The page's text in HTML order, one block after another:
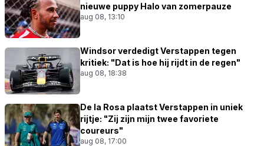
nieuwe puppy Halo van zomerpauze
aug 08, 13:10
Windsor verdedigt Verstappen tegen
kritiek: "Dat is hoe hij rijdt in de regen"
aug 08, 18:38
De la Rosa plaatst Verstappen in uniek
rijtje: "Zij zijn mijn twee favoriete
coureurs"
aug 08, 17:00